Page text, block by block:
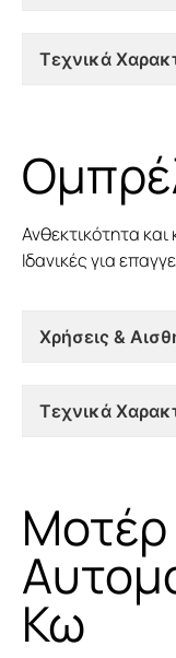
Τεχνικά
Ανθεκτικότητα
Ιδανικές για
Χρήσεις &
Τεχνικά
Μοτέρ
Κω